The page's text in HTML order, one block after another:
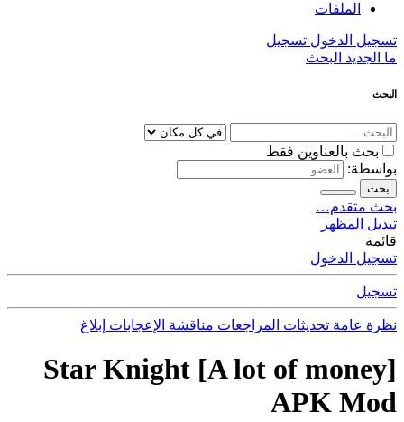
الملفات
تسجيل الدخول تسجيل
ما الجديد البحث
البحث
بحث بالعناوين فقط
بواسطة:
بحث
بحث متقدم…
تبديل المظهر
قائمة
تسجيل الدخول
تسجيل
نظرة عامة تحديثات المراجعات مناقشة الإعجابات إبلاغ
Star Knight [A lot of money]
APK Mod